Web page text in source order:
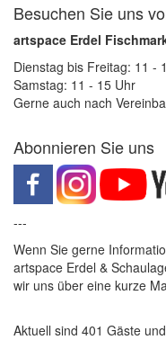
Besuchen Sie uns
artspace Erdel
Dienstag bis Freitag: 11 -
Samstag: 11 - 15 Uhr
Gerne auch nach
Abonnieren Sie uns
---
Wenn Sie gerne
artspace Erdel &
wir uns über eine kurze
Aktuell sind 401 Gäste